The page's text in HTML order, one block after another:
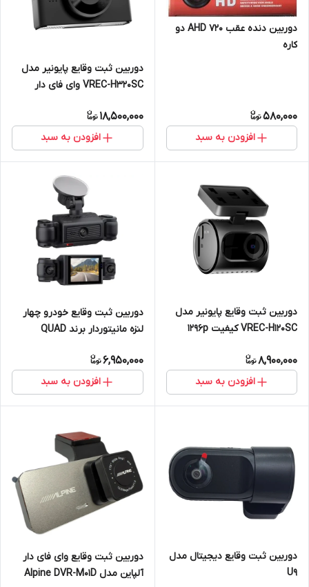
دوربین دنده عقب AHD 720 دو
کاره
580,000
افزودن به سبد
دوربین ثبت وقایع پایونیر مدل
VREC-H320SC وای فای دار
18,500,000
افزودن به سبد
دوربین ثبت وقایع پایونیر مدل
VREC-H120SC کیفیت ۱۲۹۶p
8,900,000
افزودن به سبد
دوربین ثبت وقایع خودرو چهار
لنزه مانیتوردار برند QUAD
6,950,000
افزودن به سبد
دوربین ثبت وقایع دیجیتال مدل
U9
دوربین ثبت وقایع وای فای دار
آلپاین مدل Alpine DVR-M01D